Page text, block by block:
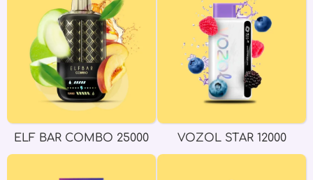
ELF BAR COMBO 25000 VOZOL STAR 12000